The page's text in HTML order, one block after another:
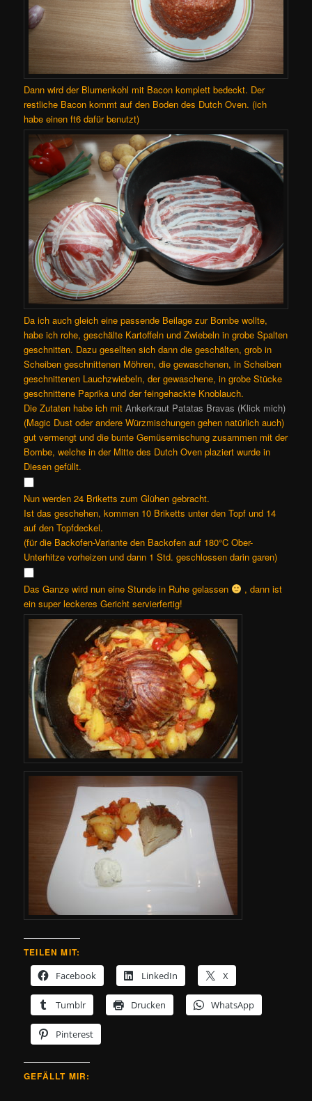
Dann wird der Blumenkohl mit Bacon komplett bedeckt. Der
restliche Bacon kommt auf den Boden des Dutch Oven. (ich
habe einen ft6 dafür benutzt)
Da ich auch gleich eine passende Beilage zur Bombe wollte,
habe ich rohe, geschälte Kartoffeln und Zwiebeln in grobe Spalten
geschnitten. Dazu gesellten sich dann die geschälten, grob in
Scheiben geschnittenen Möhren, die gewaschenen, in Scheiben
geschnittenen Lauchzwiebeln, der gewaschene, in grobe Stücke
geschnittene Paprika und der feingehackte Knoblauch.
Die Zutaten habe ich mitAnkerkraut Patatas Bravas (Klick mich)
(Magic Dust oder andere Würzmischungen gehen natürlich auch)
gut vermengt und die bunte Gemüsemischung zusammen mit der
Bombe, welche in der Mitte des Dutch Oven plaziert wurde in
Diesen gefüllt.
Nun werden 24 Briketts zum Glühen gebracht.
Ist das geschehen, kommen 10 Briketts unter den Topf und 14
auf den Topfdeckel.
(für die Backofen-Variante den Backofen auf 180°C Ober-
Unterhitze vorheizen und dann 1 Std. geschlossen darin garen)
Das Ganze wird nun eine Stunde in Ruhe gelassen
, dann ist
ein super leckeres Gericht servierfertig!
TEILEN MIT:
Facebook
LinkedIn X
Tumblr Drucken WhatsApp
Pinterest
GEFÄLLT MIR: